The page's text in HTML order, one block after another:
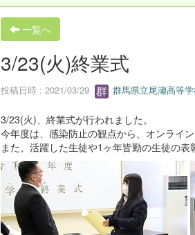
一覧へ
3/23(火)終業式
投稿日時 : 2021/03/29 群馬県立尾瀬高等
3/23(火)、終業式が行われました。
今年度は、感染防止の観点から、オンライ
また、活躍した生徒や1ヶ年皆勤の生徒の表